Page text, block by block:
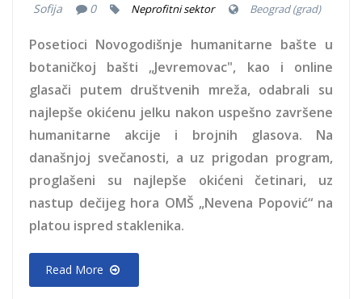
Sofija 0 Neprofitni sektor Beograd (grad)
Posetioci Novogodišnje humanitarne bašte u
botaničkoj bašti „Jevremovac", kao i online
glasači putem društvenih mreža, odabrali su
najlepše okićenu jelku nakon uspešno završene
humanitarne akcije i brojnih glasova. Na
današnjoj svečanosti, a uz prigodan program,
proglašeni su najlepše okićeni četinari, uz
nastup dečijeg hora OMŠ „Nevena Popović“ na
platou ispred staklenika.
Read More